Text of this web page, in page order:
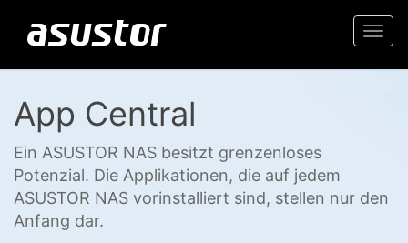
App Central
Ein ASUSTOR NAS besitzt grenzenloses
Potenzial. Die Applikationen, die auf jedem
ASUSTOR NAS vorinstalliert sind, stellen nur den
Anfang dar.